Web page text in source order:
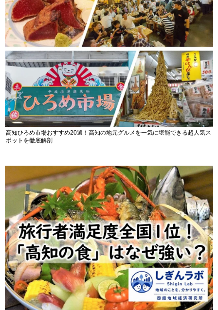
高知ひろめ市場おすすめ20選！高知の地元グルメを一気に堪能できる超人気ス
ポットを徹底解剖